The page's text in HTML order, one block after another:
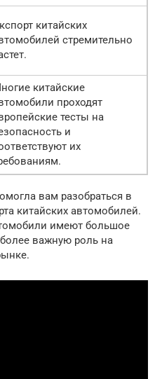
китайских
стремительно
китайские
проходят
тесты на
и
их
вам разобраться в
китайских автомобилей.
имеют большое
более важную роль на